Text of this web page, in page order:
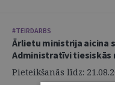
#TEIRDARBS
Ārlietu ministrija aicina
Administratīvi tiesiskās
Pieteikšanās līdz: